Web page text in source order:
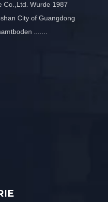
Co.,Ltd. Wurde 1987
City of Guangdong
.......